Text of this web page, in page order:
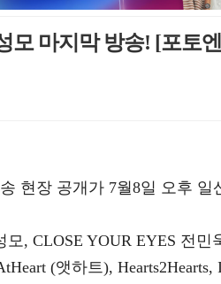
모 마지막 방송! [포토
현장 공개가 7월8일 오후 일
, CLOSE YOUR EYES 전민
(앳하트),